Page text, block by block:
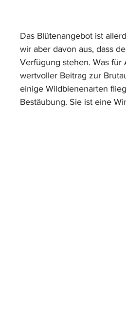
Das Blütenangebot ist
wir aber davon aus, dass
Verfügung stehen. Was
wertvoller Beitrag zur
einige Wildbienenarten
Bestäubung. Sie ist eine